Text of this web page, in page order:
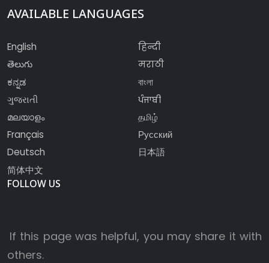
AVAILABLE LANGUAGES
English
हिन्दी
తెలుగు
मराठी
ಕನ್ನಡ
বাংলা
ગુજરાતી
ਪੰਜਾਬੀ
മലയാളം
தமிழ்
Français
Русский
Deutsch
日本語
简体中文
FOLLOW US
If this page was helpful, you may share it with
others.